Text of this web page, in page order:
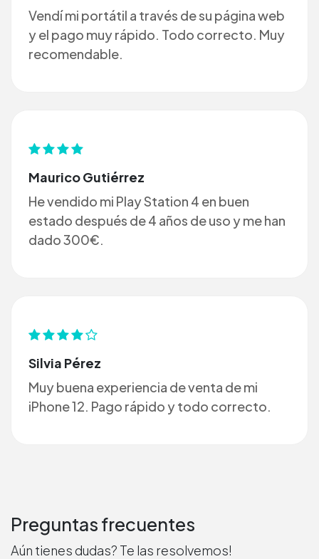
Vendí mi portátil a través de su página web
y el pago muy rápido. Todo correcto. Muy
recomendable.
Maurico Gutiérrez
He vendido mi Play Station 4 en buen
estado después de 4 años de uso y me han
dado 300€.
Silvia Pérez
Muy buena experiencia de venta de mi
iPhone 12. Pago rápido y todo correcto.
Preguntas frecuentes
Aún tienes dudas? Te las resolvemos!